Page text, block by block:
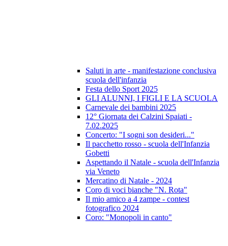
Saluti in arte - manifestazione conclusiva
scuola dell'infanzia
Festa dello Sport 2025
GLI ALUNNI, I FIGLI E LA SCUOLA
Carnevale dei bambini 2025
12° Giornata dei Calzini Spaiati -
7.02.2025
Concerto: "I sogni son desideri..."
Il pacchetto rosso - scuola dell'Infanzia
Gobetti
Aspettando il Natale - scuola dell'Infanzia
via Veneto
Mercatino di Natale - 2024
Coro di voci bianche "N. Rota"
Il mio amico a 4 zampe - contest
fotografico 2024
Coro: "Monopoli in canto"